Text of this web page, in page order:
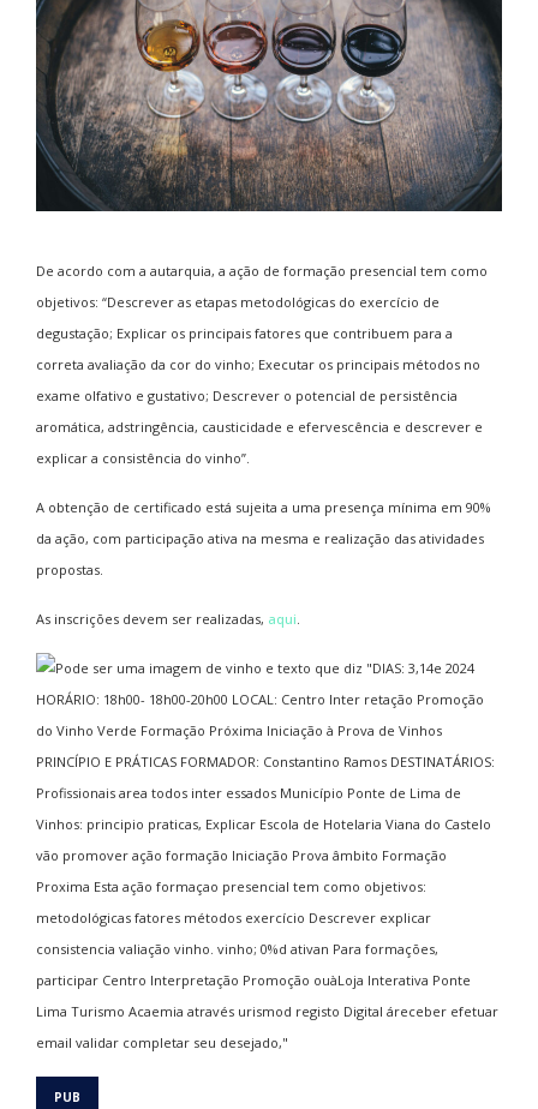
De acordo com a autarquia, a ação de formação presencial tem como
objetivos: “Descrever as etapas metodológicas do exercício de
degustação; Explicar os principais fatores que contribuem para a
correta avaliação da cor do vinho; Executar os principais métodos no
exame olfativo e gustativo; Descrever o potencial de persistência
aromática, adstringência, causticidade e efervescência e descrever e
explicar a consistência do vinho”.
A obtenção de certificado está sujeita a uma presença mínima em 90%
da ação, com participação ativa na mesma e realização das atividades
propostas.
As inscrições devem ser realizadas, aqui